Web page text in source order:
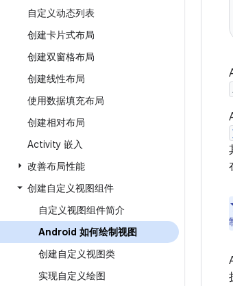
自定义动态列表
创建卡片式布局
创建双窗格布局
创建线性布局
使用数据填充布局
创建相对布局
Activity 嵌入
改善布局性能
创建自定义视图组件
自定义视图组件简介
Android 如何绘制视图
创建自定义视图类
实现自定义绘图